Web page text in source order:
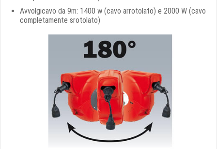
Avvolgicavo da 9m: 1400 w (cavo arrotolato) e 2000 W (cavo
completamente srotolato)